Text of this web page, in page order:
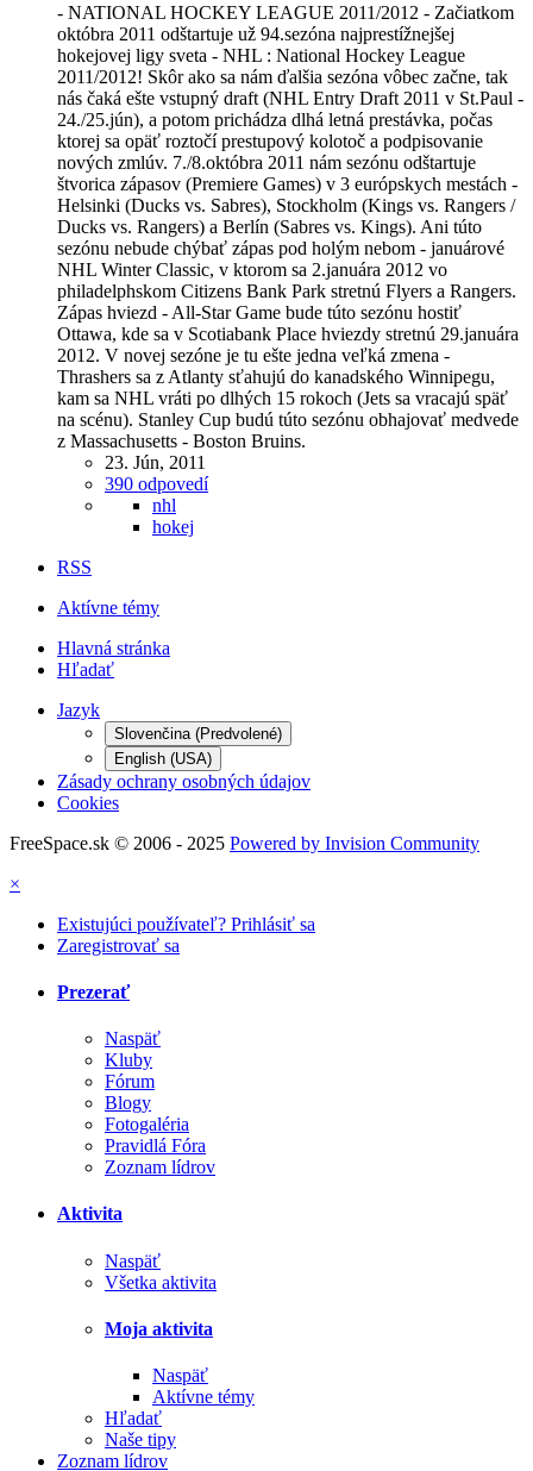
- NATIONAL HOCKEY LEAGUE 2011/2012 - Začiatkom
októbra 2011 odštartuje už 94.sezóna najprestížnejšej
hokejovej ligy sveta - NHL : National Hockey League
2011/2012! Skôr ako sa nám ďalšia sezóna vôbec začne, tak
nás čaká ešte vstupný draft (NHL Entry Draft 2011 v St.Paul -
24./25.jún), a potom prichádza dlhá letná prestávka, počas
ktorej sa opäť roztočí prestupový kolotoč a podpisovanie
nových zmlúv. 7./8.októbra 2011 nám sezónu odštartuje
štvorica zápasov (Premiere Games) v 3 európskych mestách -
Helsinki (Ducks vs. Sabres), Stockholm (Kings vs. Rangers /
Ducks vs. Rangers) a Berlín (Sabres vs. Kings). Ani túto
sezónu nebude chýbať zápas pod holým nebom - januárové
NHL Winter Classic, v ktorom sa 2.januára 2012 vo
philadelphskom Citizens Bank Park stretnú Flyers a Rangers.
Zápas hviezd - All-Star Game bude túto sezónu hostiť
Ottawa, kde sa v Scotiabank Place hviezdy stretnú 29.januára
2012. V novej sezóne je tu ešte jedna veľká zmena -
Thrashers sa z Atlanty sťahujú do kanadského Winnipegu,
kam sa NHL vráti po dlhých 15 rokoch (Jets sa vracajú späť
na scénu). Stanley Cup budú túto sezónu obhajovať medvede
z Massachusetts - Boston Bruins.
23. Jún, 2011
390 odpovedí
nhl
hokej
RSS
Aktívne témy
Hlavná stránka
Hľadať
Jazyk
Slovenčina (Predvolené)
English (USA)
Zásady ochrany osobných údajov
Cookies
FreeSpace.sk © 2006 - 2025 Powered by Invision Community
×
Existujúci používateľ? Prihlásiť sa
Zaregistrovať sa
Prezerať
Naspäť
Kluby
Fórum
Blogy
Fotogaléria
Pravidlá Fóra
Zoznam lídrov
Aktivita
Naspäť
Všetka aktivita
Moja aktivita
Naspäť
Aktívne témy
Hľadať
Naše tipy
Zoznam lídrov